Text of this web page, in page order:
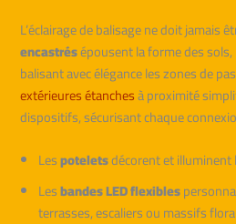
L’éclairage de balisage ne doit jamais
encastrésépousent la forme des
balisant avec élégance les zones de
extérieures étanchesà proximité
dispositifs, sécurisant chaque
Lespoteletsdécorent et
Lesbandes LED flexibles
terrasses, escaliers ou massifs